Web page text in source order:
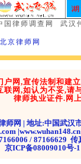
国律师调查网 武汉
京律 师网
户网,宣传法制和建
联网,如认为不妥,请
律师执业证件.网
师网 | 地址:中国武
/ 87166629
京ICP备08009010号-1